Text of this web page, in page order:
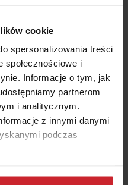
cookie
spersonalizowania treści
społecznościowe i
Informacje o tym, jak
partnerom
i analitycznym.
z innymi danymi
podczas
kim jesteśmy, jak
karnetu i
lub
rezygnuje z
wypadku, nie musi się
Ponadto Warta ponosi
w wypożyczonym